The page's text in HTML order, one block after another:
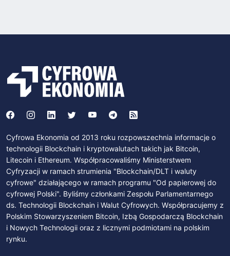
Cyfrowa Ekonomia od 2013 roku rozpowszechnia informacje o
technologii Blockchain i kryptowalutach takich jak Bitcoin,
Litecoin i Ethereum. Współpracowaliśmy Ministerstwem
Cyfryzacji w ramach strumienia "Blockchain/DLT i waluty
cyfrowe" działającego w ramach programu "Od papierowej do
cyfrowej Polski". Byliśmy członkami Zespołu Parlamentarnego
ds. Technologii Blockchain i Walut Cyfrowych. Współpracujemy z
Polskim Stowarzyszeniem Bitcoin, Izbą Gospodarczą Blockchain
i Nowych Technologii oraz z licznymi podmiotami na polskim
rynku.